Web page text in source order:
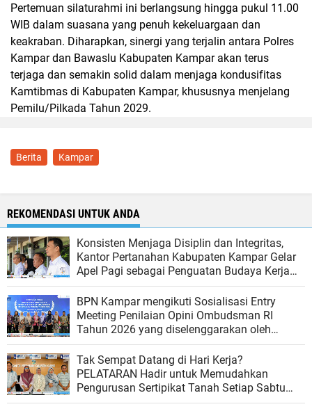
Pertemuan silaturahmi ini berlangsung hingga pukul 11.00
WIB dalam suasana yang penuh kekeluargaan dan
keakraban. Diharapkan, sinergi yang terjalin antara Polres
Kampar dan Bawaslu Kabupaten Kampar akan terus
terjaga dan semakin solid dalam menjaga kondusifitas
Kamtibmas di Kabupaten Kampar, khususnya menjelang
Pemilu/Pilkada Tahun 2029.
Berita Kampar
REKOMENDASI UNTUK ANDA
Konsisten Menjaga Disiplin dan Integritas,
Kantor Pertanahan Kabupaten Kampar Gelar
Apel Pagi sebagai Penguatan Budaya Kerja
Organisasi
BPN Kampar mengikuti Sosialisasi Entry
Meeting Penilaian Opini Ombudsman RI
Tahun 2026 yang diselenggarakan oleh
Ombudsman RI
Tak Sempat Datang di Hari Kerja?
PELATARAN Hadir untuk Memudahkan
Pengurusan Sertipikat Tanah Setiap Sabtu
dan Minggu